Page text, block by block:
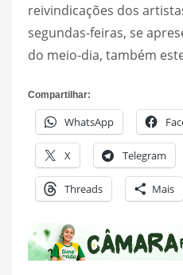
reivindicações dos
segundas-feiras, se
do meio-dia, também
Compartilhar:
WhatsApp
X Telegram
Threads Mais